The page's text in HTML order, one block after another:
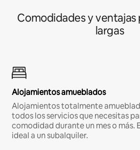
Comodidades y ventajas
largas
Alojamientos amueblados
Alojamientos totalmente
todos los servicios que necesitas
comodidad durante un mes o más.
ideal a un subalquiler.